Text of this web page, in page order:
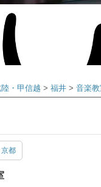
・甲信越 福井 音楽
京都